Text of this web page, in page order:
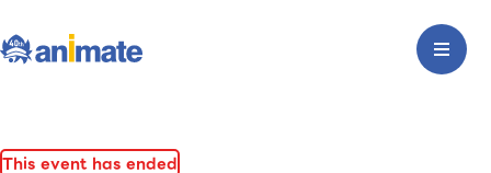
This event has ended